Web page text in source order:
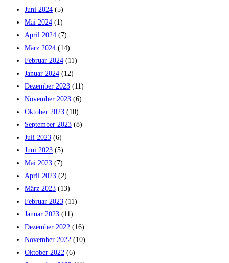
Juni 2024 (5)
Mai 2024 (1)
April 2024 (7)
März 2024 (14)
Februar 2024 (11)
Januar 2024 (12)
Dezember 2023 (11)
November 2023 (6)
Oktober 2023 (10)
September 2023 (8)
Juli 2023 (6)
Juni 2023 (5)
Mai 2023 (7)
April 2023 (2)
März 2023 (13)
Februar 2023 (11)
Januar 2023 (11)
Dezember 2022 (16)
November 2022 (10)
Oktober 2022 (6)